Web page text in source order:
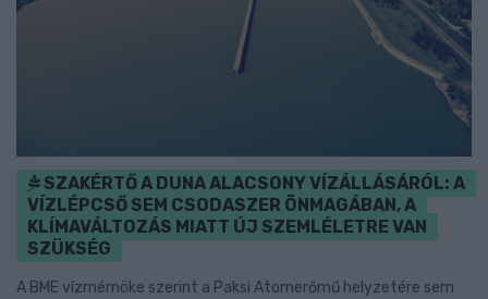
SZAKÉRTŐ A DUNA ALACSONY VÍZÁLLÁSÁRÓL: A
VÍZLÉPCSŐ SEM CSODASZER ÖNMAGÁBAN, A
KLÍMAVÁLTOZÁS MIATT ÚJ SZEMLÉLETRE VAN
SZÜKSÉG
A BME vízmérnöke szerint a Paksi Atomerőmű helyzetére sem